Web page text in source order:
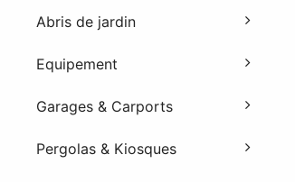
Abris de jardin
Equipement
Garages & Carports
Pergolas & Kiosques